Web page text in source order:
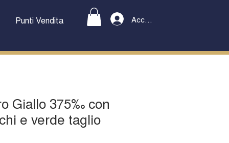
Punti Vendita Accedi
Giallo 375‰ con
e verde taglio